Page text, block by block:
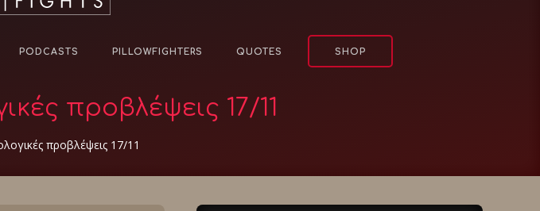
PODCASTS PILLOWFIGHTERS QUOTES SHOP
προβλέψεις 17/11
προβλέψεις 17/11